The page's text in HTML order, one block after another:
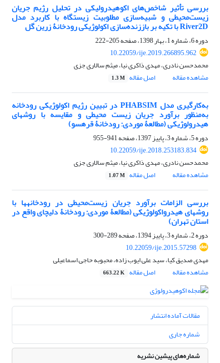
بررسی تأثیر شاخص‌های اکوهیدرولیکی در تحلیل رژیم جریان
زیست‌محیطی و شبیه‌سازی مطلوبیت زیستگاه با کاربرد مدل
River2D با تکیه بر باززنده‌سازی اکولوژیکی رودخانۀ زرین گل
دوره 6، شماره 1، بهار 1398، صفحه
205-222
10.22059/ije.2019.266895.962
محمدحسن نادری، مهدی ذاکری نیا، میثم سالاری جزی
مشاهده مقاله
اصل مقاله 1.3 M
به‌کارگیری مدل PHABSIM در تبیین رژیم اکولوژیکی رودخانه
به‌منظور برآورد جریان زیست ‏محیطی و مقایسه با روش‏های
هیدرولوژیکی (مطالعۀ موردی: رودخانۀ قره‏سو)
دوره 5، شماره 3، پاییز 1397، صفحه
941-955
10.22059/ije.2018.253183.834
محمدحسن نادری، مهدی ذاکری نیا، میثم سالاری جزی
مشاهده مقاله
اصل مقاله 1.07 M
بررسی الزامات برآورد جریان زیست‌محیطی در رودخانه‏ها با
روش‏های هیدرواکولوژیکی (مطالعۀ موردی: رودخانۀ دلیچای واقع در
استان تهران)
دوره 2، شماره 3، پاییز 1394، صفحه
289-300
10.22059/ije.2015.57298
مهدی صدیق کیا، سید علی ایوب زاده، محبوبه حاجی اسماعیلی
مشاهده مقاله
اصل مقاله 663.22 K
مقالات آماده انتشار
شماره جاری
شماره‌های پیشین نشریه